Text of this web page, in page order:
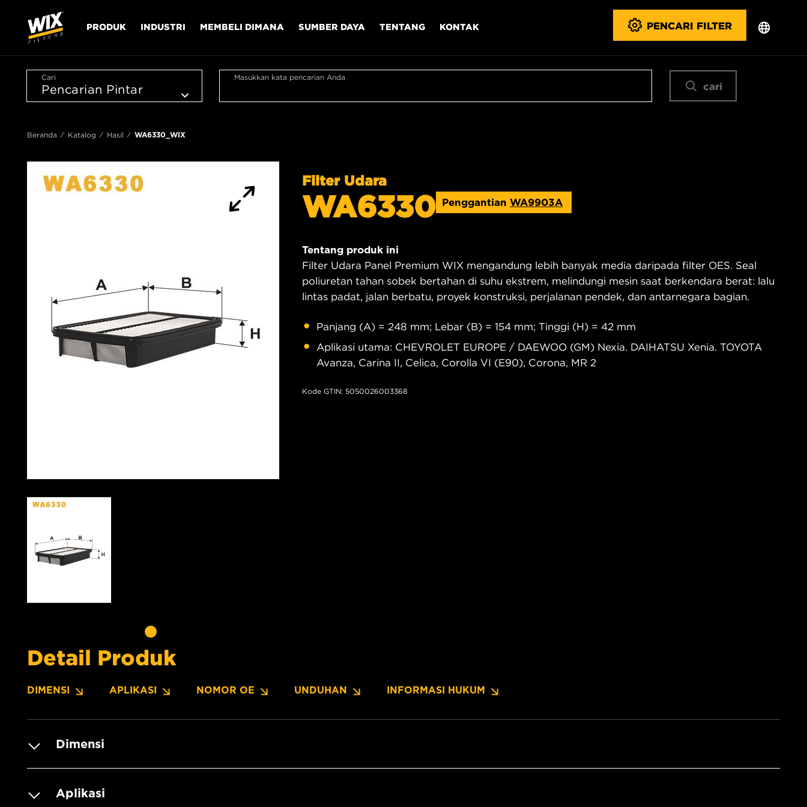
PRODUK INDUSTRI MEMBELI DIMANA SUMBER DAYA TENTANG KONTAK PENCARI FILTER
Cari Masukkan kata pencarian Anda
cari
Beranda Katalog Hasil WA6330_WIX
Filter Udara
WA6330 Penggantian WA9903A
Tentang produk ini
Filter Udara Panel Premium WIX mengandung lebih banyak media daripada filter OES. Seal
poliuretan tahan sobek bertahan di suhu ekstrem, melindungi mesin saat berkendara berat: lalu
lintas padat, jalan berbatu, proyek konstruksi, perjalanan pendek, dan antarnegara bagian.
Panjang (A) = 248 mm; Lebar (B) = 154 mm; Tinggi (H) = 42 mm
Aplikasi utama: CHEVROLET EUROPE / DAEWOO (GM) Nexia. DAIHATSU Xenia. TOYOTA
Avanza, Carina II, Celica, Corolla VI (E90), Corona, MR 2
Kode GTIN: 5050026003368
Detail Produk
DIMENSI APLIKASI NOMOR OE UNDUHAN INFORMASI HUKUM
Dimensi
Aplikasi